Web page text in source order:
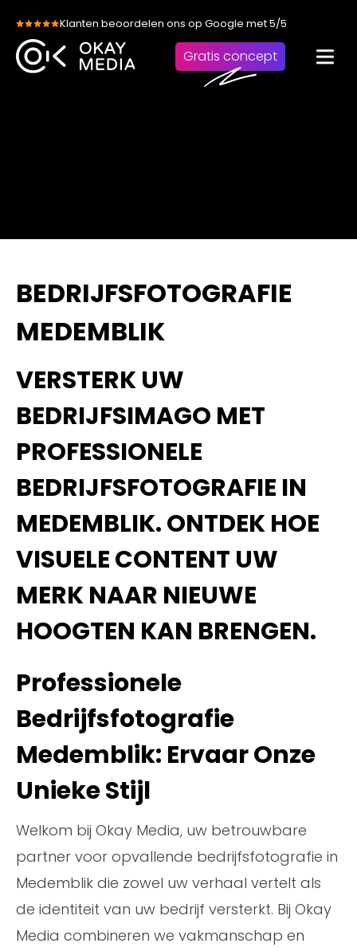
content
Klanten beoordelen ons op Google met 5/5
Gratis concept
BEDRIJFSFOTOGRAFIE
MEDEMBLIK
VERSTERK UW
BEDRIJFSIMAGO MET
PROFESSIONELE
BEDRIJFSFOTOGRAFIE IN
MEDEMBLIK. ONTDEK HOE
VISUELE CONTENT UW
MERK NAAR NIEUWE
HOOGTEN KAN BRENGEN.
Professionele
Bedrijfsfotografie
Medemblik: Ervaar Onze
Unieke Stijl
Welkom bij Okay Media, uw betrouwbare
partner voor opvallende bedrijfsfotografie in
Medemblik die zowel uw verhaal vertelt als
de identiteit van uw bedrijf versterkt. Bij Okay
Media combineren we vakmanschap en